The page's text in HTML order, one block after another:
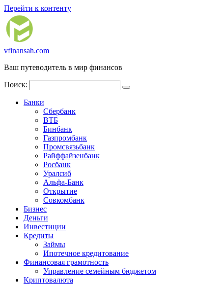
Перейти к контенту
vfinansah.com
Ваш путеводитель в мир финансов
Поиск:
Банки
Сбербанк
ВТБ
Бинбанк
Газпромбанк
Промсвязьбанк
Райффайзенбанк
Росбанк
Уралсиб
Альфа-Банк
Открытие
Совкомбанк
Бизнес
Деньги
Инвестиции
Кредиты
Займы
Ипотечное кредитование
Финансовая грамотность
Управление семейным бюджетом
Криптовалюта